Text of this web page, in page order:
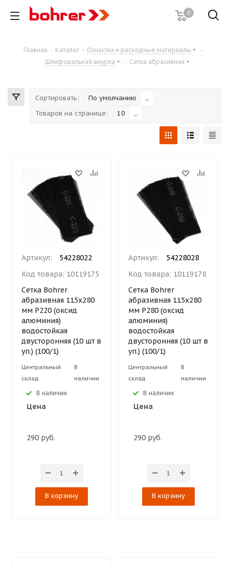
0
Главная - Каталог - Оснастка и расходные материалы
-
Шлифовальная шкурка
- Сетка абразивная
Сортировать:
По умолчанию
Товаров на странице:
10
Артикул:
54228022
Код товара: 10119175
Сетка Bohrer
абразивная 115х280
мм Р220 (оксид
алюминия)
водостойкая
двусторонняя (10 шт в
уп.) (100/1)
Центральный
склад
В
наличии
В наличии
Цена
290 руб.
В корзину
Артикул:
54228028
Код товара: 10119178
Сетка Bohrer
абразивная 115х280
мм Р280 (оксид
алюминия)
водостойкая
двусторонняя (10 шт в
уп.) (100/1)
Центральный
склад
В
наличии
В наличии
Цена
290 руб.
В корзину